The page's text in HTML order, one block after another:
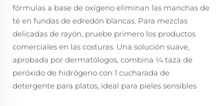
fórmulas a base de oxígeno eliminan las manchas de
té en fundas de edredón blancas. Para mezclas
delicadas de rayón, pruebe primero los productos
comerciales en las costuras. Una solución suave,
aprobada por dermatólogos, combina ¼ taza de
peróxido de hidrógeno con 1 cucharada de
detergente para platos, ideal para pieles sensibles